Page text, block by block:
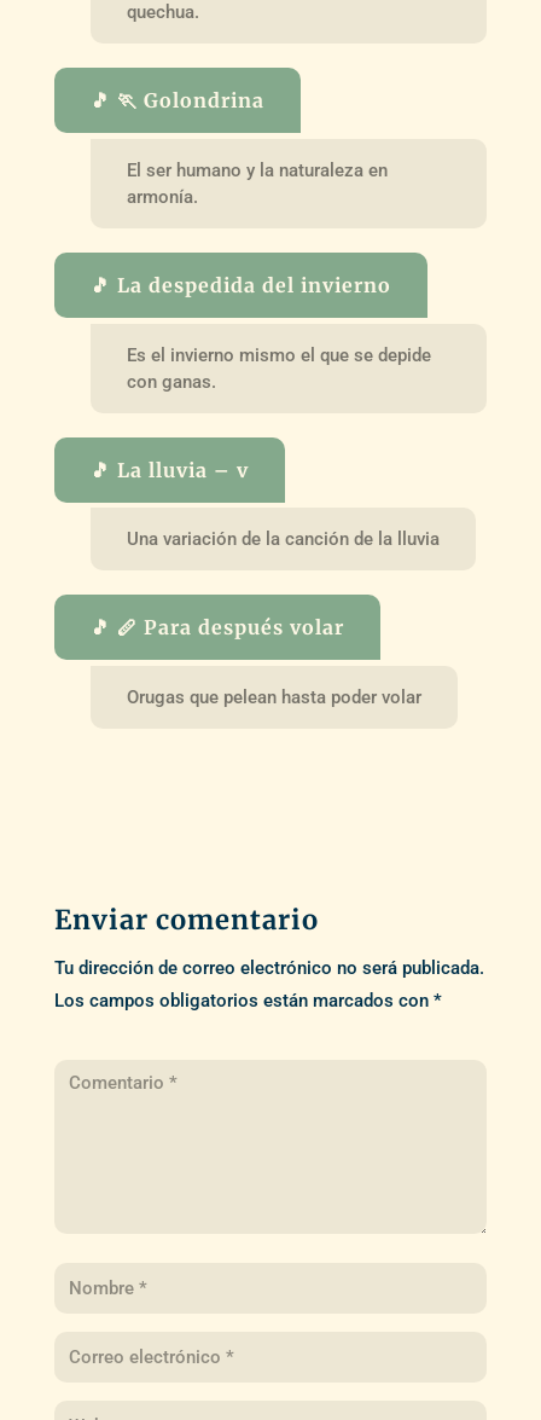
quechua.
🎵 🏃 Golondrina
El ser humano y la naturaleza en
armonía.
🎵 La despedida del invierno
Es el invierno mismo el que se depide
con ganas.
🎵 La lluvia – v
Una variación de la canción de la lluvia
🎵 🪈 Para después volar
Orugas que pelean hasta poder volar
Enviar comentario
Tu dirección de correo electrónico no será publicada.
Los campos obligatorios están marcados con *